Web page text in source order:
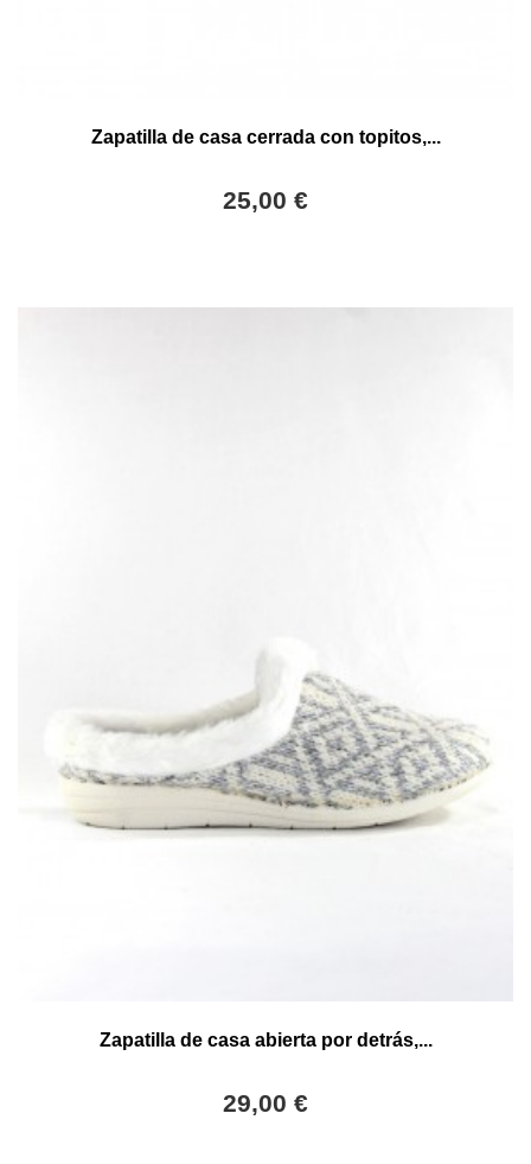
Zapatilla de casa cerrada con topitos,...
25,00 €
Zapatilla de casa abierta por detrás,...
29,00 €